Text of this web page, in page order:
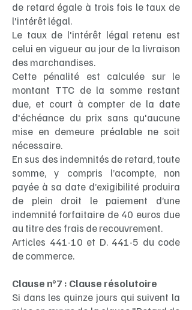
de retard égale à trois fois le taux de
l'intérêt légal.
Le taux de l'intérêt légal retenu est
celui en vigueur au jour de la livraison
des marchandises.
Cette pénalité est calculée sur le
montant TTC de la somme restant
due, et court à compter de la date
d'échéance du prix sans qu'aucune
mise en demeure préalable ne soit
nécessaire.
En sus des indemnités de retard, toute
somme, y compris l’acompte, non
payée à sa date d’exigibilité produira
de plein droit le paiement d’une
indemnité forfaitaire de 40 euros due
au titre des frais de recouvrement.
Articles 441-10 et D. 441-5 du code
de commerce.
Clause n°7 : Clause résolutoire
Si dans les quinze jours qui suivent la